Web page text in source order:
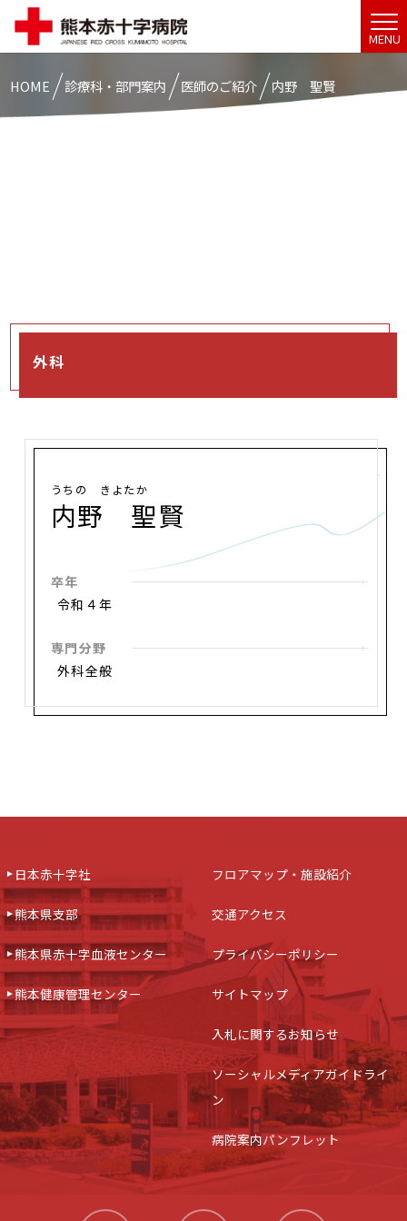
MENU
HOME 診療科・部門案内 医師のご紹介 内野 聖賢
外科
うちの きよたか
内野 聖賢
卒年
令和４年
専門分野
外科全般
日本赤十字社
熊本県支部
熊本県赤十字血液センター
熊本健康管理センター
フロアマップ・施設紹介
交通アクセス
プライバシーポリシー
サイトマップ
入札に関するお知らせ
ソーシャルメディアガイドライ
ン
病院案内パンフレット